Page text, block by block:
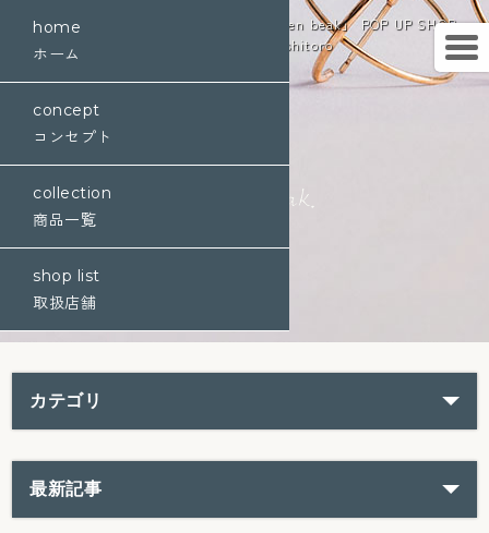
K10金ジュエリーブランド・通販「golden beak」 POP UP SHOP
@douce Harmonie shitoro
home
ホーム
concept
コンセプト
collection
商品一覧
shop list
取扱店舗
カテゴリ
最新記事